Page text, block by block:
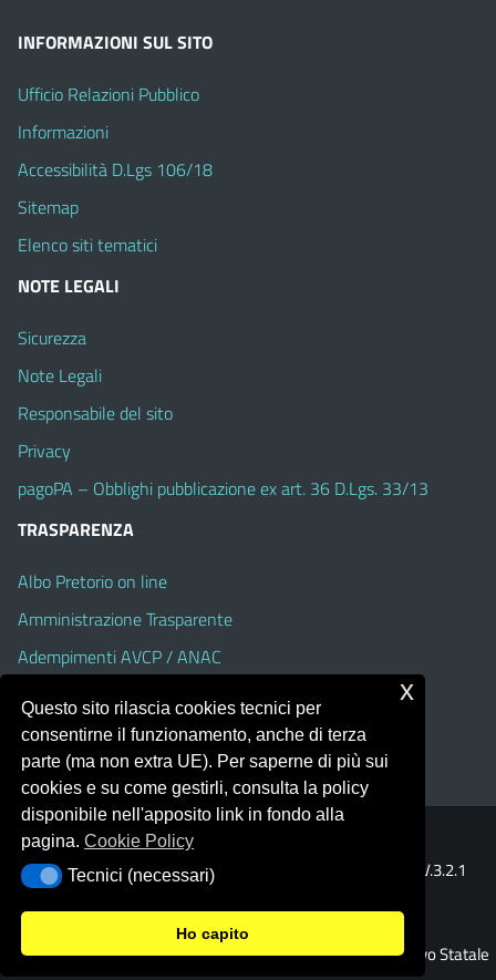
INFORMAZIONI SUL SITO
Ufficio Relazioni Pubblico
Informazioni
Accessibilità D.Lgs 106/18
Sitemap
Elenco siti tematici
NOTE LEGALI
Sicurezza
Note Legali
Responsabile del sito
Privacy
pagoPA – Obblighi pubblicazione ex art. 36 D.Lgs. 33/13
TRASPARENZA
Albo Pretorio on line
Amministrazione Trasparente
Adempimenti AVCP / ANAC
Dichiarazione di accessibilità
Portale realizzato con la piattaforma
Template Italia configurato sul tema accessibile
V.3.2.1
(Alioth)
© 2026 Istituto Comprensivo Statale
Questo sito rilascia cookies tecnici per
consentirne il funzionamento, anche di terza
parte (ma non extra UE). Per saperne di più sui
cookies e su come gestirli, consulta la policy
disponibile nell'apposito link in fondo alla
pagina.Cookie Policy
Tecnici (necessari)
Tecnici (necessari)
Ho capito
x